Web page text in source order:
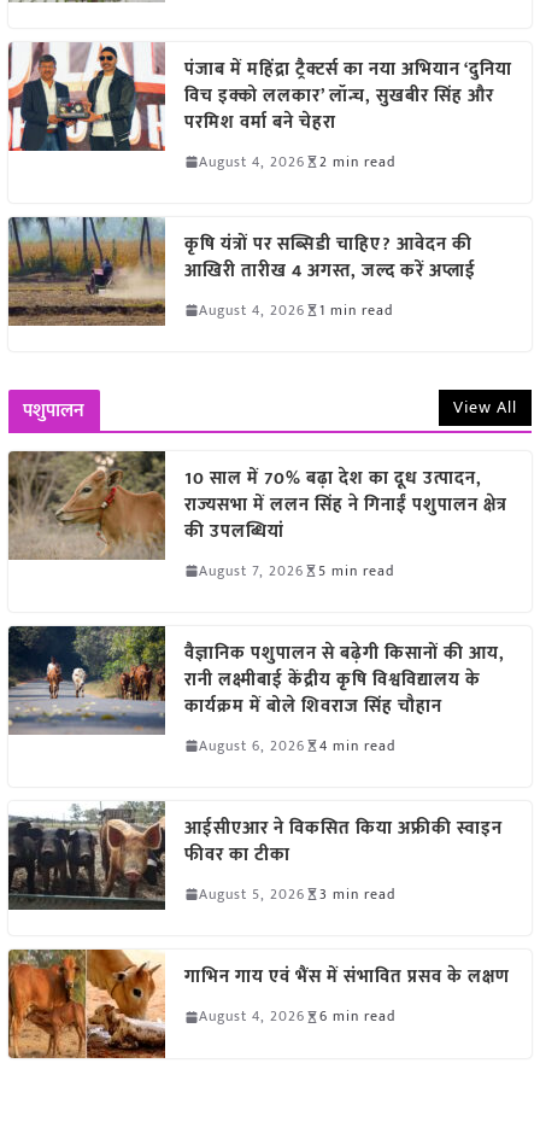
पंजाब में महिंद्रा ट्रैक्टर्स का नया अभियान ‘दुनिया
विच इक्को ललकार’ लॉन्च, सुखबीर सिंह और
परमिश वर्मा बने चेहरा
August 4, 2026 2 min read
कृषि यंत्रों पर सब्सिडी चाहिए? आवेदन की
आखिरी तारीख 4 अगस्त, जल्द करें अप्लाई
August 4, 2026 1 min read
पशुपालन View All
10 साल में 70% बढ़ा देश का दूध उत्पादन,
राज्यसभा में ललन सिंह ने गिनाईं पशुपालन क्षेत्र
की उपलब्धियां
August 7, 2026 5 min read
वैज्ञानिक पशुपालन से बढ़ेगी किसानों की आय,
रानी लक्ष्मीबाई केंद्रीय कृषि विश्वविद्यालय के
कार्यक्रम में बोले शिवराज सिंह चौहान
August 6, 2026 4 min read
आईसीएआर ने विकसित किया अफ्रीकी स्वाइन
फीवर का टीका
August 5, 2026 3 min read
गाभिन गाय एवं भैंस में संभावित प्रसव के लक्षण
August 4, 2026 6 min read